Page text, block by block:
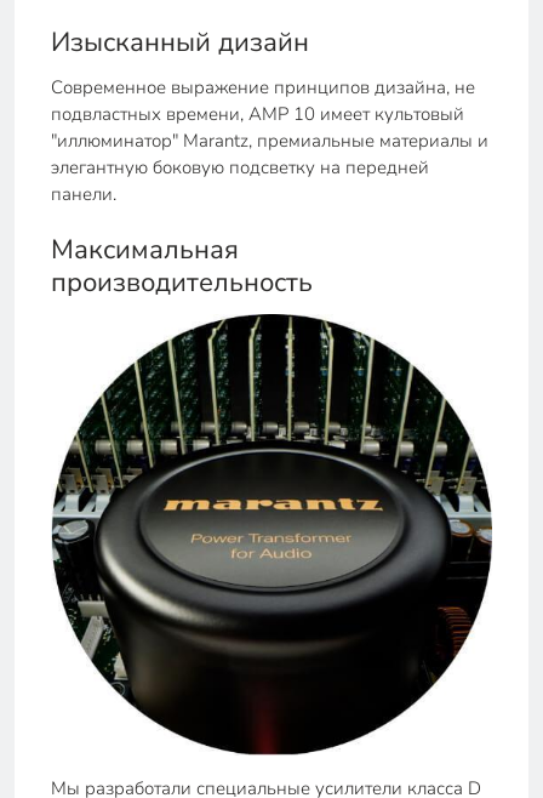
Изысканный дизайн
Современное выражение принципов дизайна, не
подвластных времени, AMP 10 имеет культовый
"иллюминатор" Marantz, премиальные материалы и
элегантную боковую подсветку на передней
панели.
Максимальная
производительность
Мы разработали специальные усилители класса D